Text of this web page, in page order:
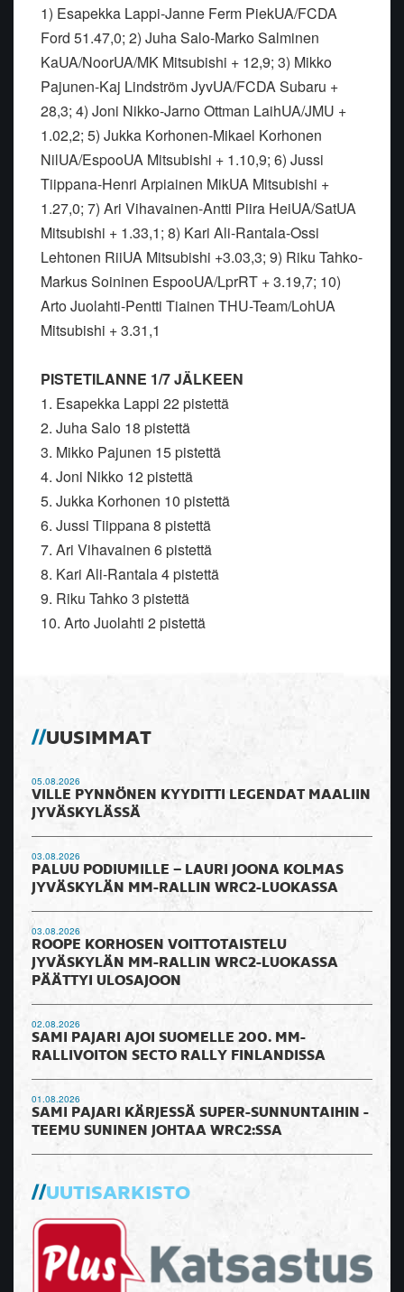
1) Esapekka Lappi-Janne Ferm PiekUA/FCDA
Ford 51.47,0; 2) Juha Salo-Marko Salminen
KaUA/NoorUA/MK Mitsubishi + 12,9; 3) Mikko
Pajunen-Kaj Lindström JyvUA/FCDA Subaru +
28,3; 4) Joni Nikko-Jarno Ottman LaihUA/JMU +
1.02,2; 5) Jukka Korhonen-Mikael Korhonen
NilUA/EspooUA Mitsubishi + 1.10,9; 6) Jussi
Tiippana-Henri Arpiainen MikUA Mitsubishi +
1.27,0; 7) Ari Vihavainen-Antti Piira HeiUA/SatUA
Mitsubishi + 1.33,1; 8) Kari Ali-Rantala-Ossi
Lehtonen RiiUA Mitsubishi +3.03,3; 9) Riku Tahko-
Markus Soininen EspooUA/LprRT + 3.19,7; 10)
Arto Juolahti-Pentti Tiainen THU-Team/LohUA
Mitsubishi + 3.31,1
PISTETILANNE 1/7 JÄLKEEN
1. Esapekka Lappi 22 pistettä
2. Juha Salo 18 pistettä
3. Mikko Pajunen 15 pistettä
4. Joni Nikko 12 pistettä
5. Jukka Korhonen 10 pistettä
6. Jussi Tiippana 8 pistettä
7. Ari Vihavainen 6 pistettä
8. Kari Ali-Rantala 4 pistettä
9. Riku Tahko 3 pistettä
10. Arto Juolahti 2 pistettä
UUSIMMAT
05.08.2026
VILLE PYNNÖNEN KYYDITTI LEGENDAT MAALIIN
JYVÄSKYLÄSSÄ
03.08.2026
PALUU PODIUMILLE – LAURI JOONA KOLMAS
JYVÄSKYLÄN MM-RALLIN WRC2-LUOKASSA
03.08.2026
ROOPE KORHOSEN VOITTOTAISTELU
JYVÄSKYLÄN MM-RALLIN WRC2-LUOKASSA
PÄÄTTYI ULOSAJOON
02.08.2026
SAMI PAJARI AJOI SUOMELLE 200. MM-
RALLIVOITON SECTO RALLY FINLANDISSA
01.08.2026
SAMI PAJARI KÄRJESSÄ SUPER-SUNNUNTAIHIN -
TEEMU SUNINEN JOHTAA WRC2:SSA
UUTISARKISTO